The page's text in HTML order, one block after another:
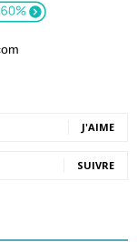
J'AIME
SUIVRE